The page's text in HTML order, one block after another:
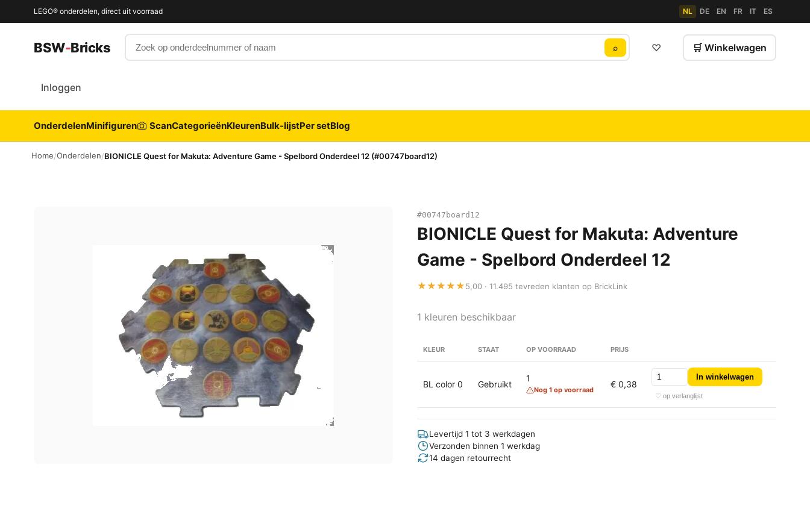
LEGO® onderdelen, direct uit voorraad NL DE EN FR IT ES
BSW-Bricks Zoek op onderdeelnummer of naam
⌕ ♡ 🛒 Winkelwagen
Inloggen
OnderdelenMinifiguren ScanCategorieënKleurenBulk-lijstPer setBlog
Home/Onderdelen/BIONICLE Quest for Makuta: Adventure Game - Spelbord Onderdeel 12 (#00747board12)
#00747board12
BIONICLE Quest for Makuta: Adventure
Game - Spelbord Onderdeel 12
★★★★★5,00 · 11.495 tevreden klanten op BrickLink
1 kleuren beschikbaar
KLEUR STAAT OP VOORRAAD PRIJS
BL color 0 Gebruikt
1
Nog 1 op voorraad
€ 0,38
In winkelwagen
♡ op verlanglijst
Levertijd 1 tot 3 werkdagen
Verzonden binnen 1 werkdag
14 dagen retourrecht